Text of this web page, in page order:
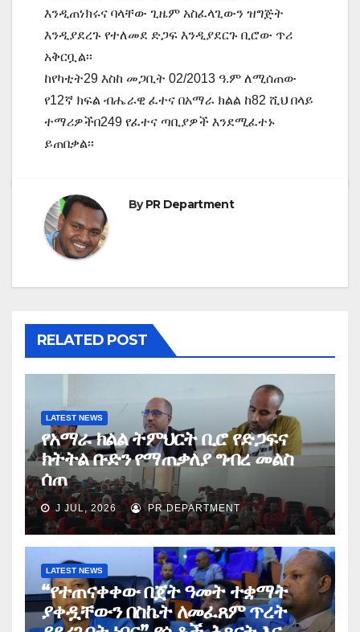
እንዲጠነክሩና ባላቸው ጊዜም አስፈላጊውን ዝግጅት
እንዲያደረጉ የተለመደ ድጋፍ እንዲያደርጉ ቢሮው ጥሪ
አቅርቧል፡፡
ከየካቲት29 እስከ መጋቢት 02/2013 ዓ.ም ለሚሰጠው
የ12ኛ ክፍል ብሔራዊ ፈተና በአማራ ክልል ከ82 ሺህ በላይ
ተማሪዎችበ249 የፈተና ጣቢያዎች እንደሚፈተኑ
ይጠበቃል፡፡
ByPR Department
RELATED POST
LATEST NEWS
የአማራ ክልል ትምህርት ቢሮ የድጋፍና
ክትትል ቡድን የማጠቃለያ ግብረ መልስ
ሰጠ
J JUL, 2026 PR DEPARTMENT
LATEST NEWS
“የተጠናቀቀው በጀት ዓመት ተቋማት
ያቀዷቸውን በስኬት ለመፈጸም ጥረት